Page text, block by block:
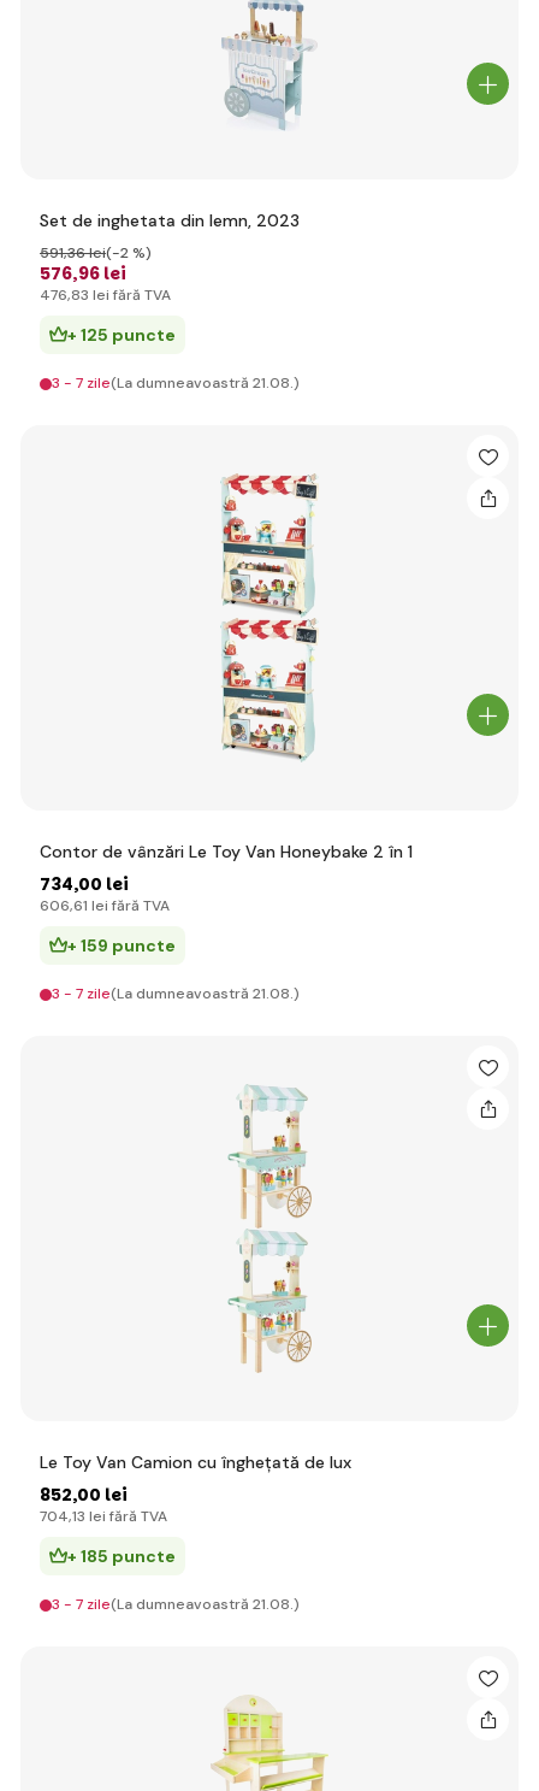
Set de inghetata din lemn, 2023
576,96 lei
591,36 lei(-2 %)
476,83 lei fără TVA
+ 125 puncte
3 - 7 zile(La dumneavoastră 21.08.)
Contor de vânzări Le Toy Van Honeybake 2 în 1
734,00 lei
606,61 lei fără TVA
+ 159 puncte
3 - 7 zile(La dumneavoastră 21.08.)
Le Toy Van Camion cu înghețată de lux
852,00 lei
704,13 lei fără TVA
+ 185 puncte
3 - 7 zile(La dumneavoastră 21.08.)